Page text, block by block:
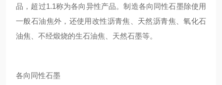
品，超过1.1称为各向异性产品。制造各向同性石墨除使用
一般石油焦外，还使用改性沥青焦、天然沥青焦、氧化石
油焦、不经煅烧的生石油焦、天然石墨等。
各向同性石墨